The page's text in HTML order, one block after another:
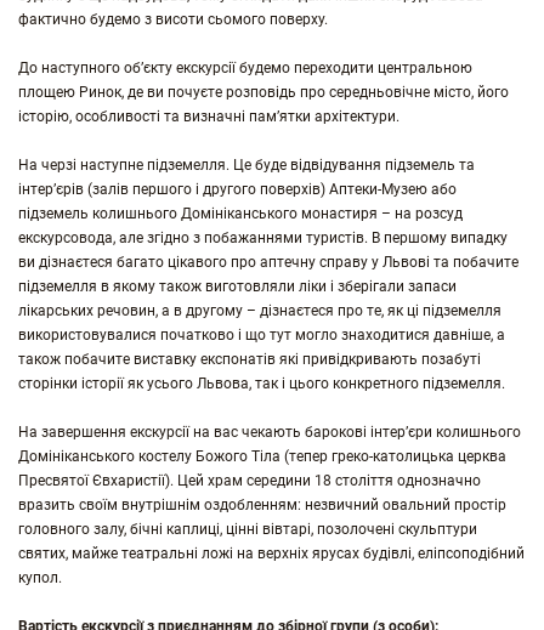
фактично будемо з висоти сьомого поверху.
До наступного об’єкту екскурсії будемо переходити центральною
площею Ринок, де ви почуєте розповідь про середньовічне місто, його
історію, особливості та визначні пам’ятки архітектури.
На черзі наступне підземелля. Це буде відвідування підземель та
інтер’єрів (залів першого і другого поверхів) Аптеки-Музею або
підземель колишнього Домініканського монастиря – на розсуд
екскурсовода, але згідно з побажаннями туристів. В першому випадку
ви дізнаєтеся багато цікавого про аптечну справу у Львові та побачите
підземелля в якому також виготовляли ліки і зберігали запаси
лікарських речовин, а в другому – дізнаєтеся про те, як ці підземелля
використовувалися початково і що тут могло знаходитися давніше, а
також побачите виставку експонатів які привідкривають позабуті
сторінки історії як усього Львова, так і цього конкретного підземелля.
На завершення екскурсії на вас чекають барокові інтер’єри колишнього
Домініканського костелу Божого Тіла (тепер греко-католицька церква
Пресвятої Євхаристії). Цей храм середини 18 століття однозначно
вразить своїм внутрішнім оздобленням: незвичний овальний простір
головного залу, бічні каплиці, цінні вівтарі, позолочені скульптури
святих, майже театральні ложі на верхніх ярусах будівлі, еліпсоподібний
купол.
Вартість екскурсії з приєднанням до збірної групи (з особи):